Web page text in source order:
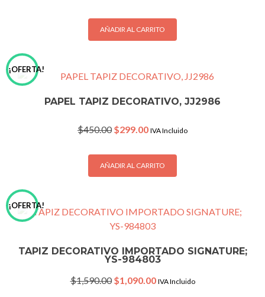
was:
$1,590.00.
is:
$1,090.00.
AÑADIR AL CARRITO
¡OFERTA!
PAPEL TAPIZ DECORATIVO, JJ2986
$450.00 Original
was:
$450.00.
$299.00Current
is:
$299.00.
IVA Incluido
AÑADIR AL CARRITO
¡OFERTA!
TAPIZ DECORATIVO IMPORTADO SIGNATURE;
YS-984803
$1,590.00 Original
$1,090.00Current
IVA Incluido